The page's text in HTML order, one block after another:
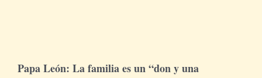
Papa León: La familia es un “don y una